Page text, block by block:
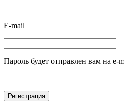
E-mail
Пароль будет отправлен вам на e-